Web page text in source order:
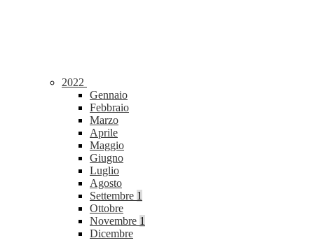
2022
Gennaio
Febbraio
Marzo
Aprile
Maggio
Giugno
Luglio
Agosto
Settembre 1
Ottobre
Novembre 1
Dicembre